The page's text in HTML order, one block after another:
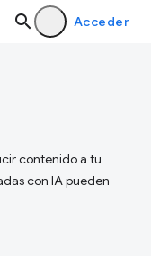
Acceder
contenido a tu
con IA pueden